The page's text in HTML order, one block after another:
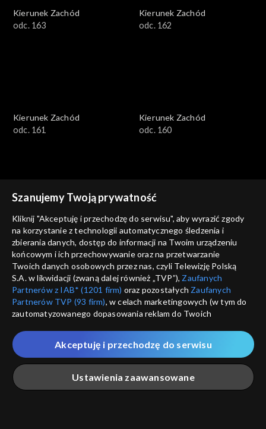
Kierunek Zachód
odc. 163
Kierunek Zachód
odc. 162
Kierunek Zachód
odc. 161
Kierunek Zachód
odc. 160
Kierunek Zachód
odc. 159
Kierunek Zachód
odc. 158
odc. 157
Szanujemy Twoją prywatność
Kliknij "Akceptuję i przechodzę do serwisu", aby wyrazić zgody
na korzystanie z technologii automatycznego śledzenia i
zbierania danych, dostęp do informacji na Twoim urządzeniu
końcowym i ich przechowywanie oraz na przetwarzanie
Twoich danych osobowych przez nas, czyli Telewizję Polską
S.A. w likwidacji (zwaną dalej również „TVP”), Zaufanych
Partnerów z IAB* (1201 firm) oraz pozostałych Zaufanych
Partnerów TVP (93 firm), w celach marketingowych (w tym do
zautomatyzowanego dopasowania reklam do Twoich
które wskazujemy poniżej, a także zgody na udostępnianie
przez nas identyfikatora PPID do Google.
Twoje dane osobowe zbierane podczas odwiedzania przez
Ciebie naszych
poszczególnych serwisówzwanych dalej
„Portalem”, w tym informacje zapisywane za pomocą
Ustawienia zaawansowane
Akceptuję i przechodzę do serwisu